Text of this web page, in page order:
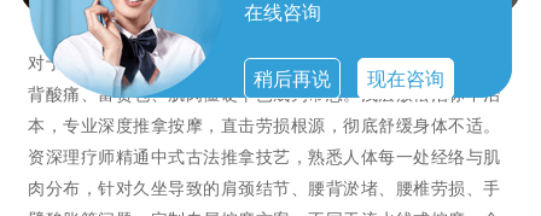
在线咨询
稍后再说 现在咨询
对于长期伏案办公、低头看手机的现代人来说，肩颈僵硬、腰
背酸痛、富贵包、肌肉僵硬早已成为常态。浅层放松治标不治
本，专业深度推拿按摩，直击劳损根源，彻底舒缓身体不适。
资深理疗师精通中式古法推拿技艺，熟悉人体每一处经络与肌
肉分布，针对久坐导致的肩颈结节、腰背淤堵、腰椎劳损、手